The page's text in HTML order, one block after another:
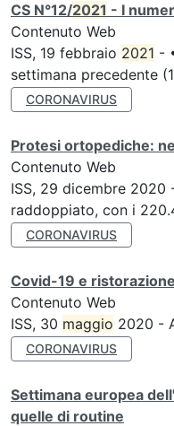
CS N°12/2021 - I
Contenuto Web
ISS, 19 febbraio 2021 -
settimana precedente
CORONAVIRUS
Protesi ortopediche:
Contenuto Web
ISS, 29 dicembre
raddoppiato, con i
CORONAVIRUS
Covid-19 e
Contenuto Web
ISS, 30 maggio 2020 -
CORONAVIRUS
Settimana europea
quelle di routine